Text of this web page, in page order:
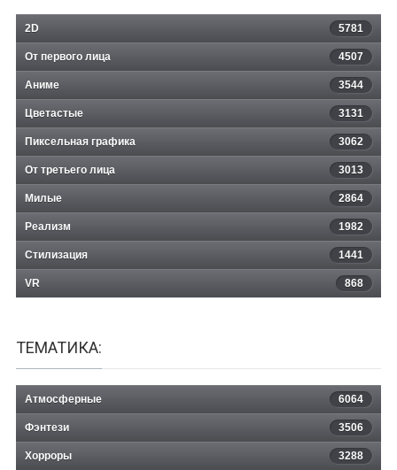
2D 5781
От первого лица 4507
Аниме 3544
Цветастые 3131
Пиксельная графика 3062
От третьего лица 3013
Милые 2864
Реализм 1982
Стилизация 1441
VR 868
ТЕМАТИКА:
Атмосферные 6064
Фэнтези 3506
Хорроры 3288